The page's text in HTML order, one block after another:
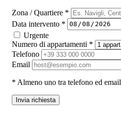
Zona / Quartiere *
Data intervento *
Urgente
Numero di appartamenti *
Telefono
Email
* Almeno uno tra telefono ed
Invia richiesta